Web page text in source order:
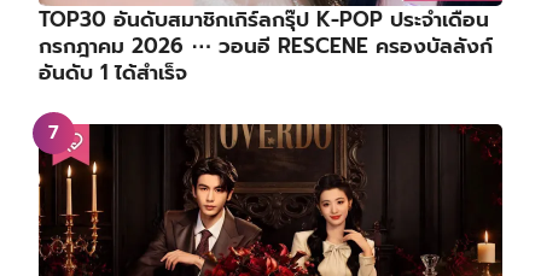
TOP30 อันดับสมาชิกเกิร์ลกรุ๊ป K-POP ประจำเดือน
กรกฎาคม 2026 ⋯ วอนอี RESCENE ครองบัลลังก์
อันดับ 1 ได้สำเร็จ